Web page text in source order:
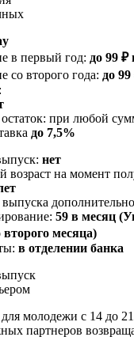
в первый год: до 99 ₽
со второго года: до
при любой
до 7,5%
нет
на момент
59 в месяц
второго месяца)
в отделении банка
молодежи с 14 до
партнеров